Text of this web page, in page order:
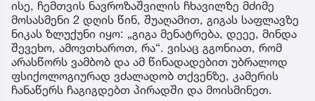
ისე, ჩემთვის ნავროზაშვილის ჩხავილზე მძიმე
მოსასმენი 2 დღის წინ, შუაღამით, გიგას საფლავზე
ნიკას ზლუქუნი იყო: „გიგა მენატრება, დეეე, მინდა
შევეხო, ამოვთხაროთ, რა“. ვისაც გგონიათ, რომ
არასწორს ვამბობ და ამ წინადადებით უბრალოდ
ფსიქოლოგიურად ვძალადობ თქვენზე, კამერის
ჩანაწერს ჩაგიგდებთ პირადში და მოისმინეთ.